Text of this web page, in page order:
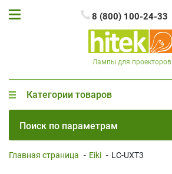
8 (800) 100-24-33
Лампы для проекторов
Категории товаров
Поиск по параметрам
Главная страница - Eiki - LC-UXT3